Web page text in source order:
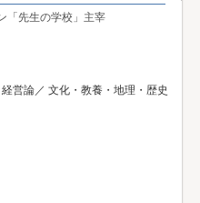
「先生の学校」主宰
営論／ 文化・教養・地理・歴史